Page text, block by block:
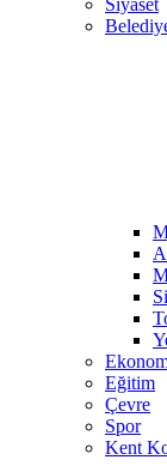
Siyaset
Eğitim
Çevre
Spor
Kent